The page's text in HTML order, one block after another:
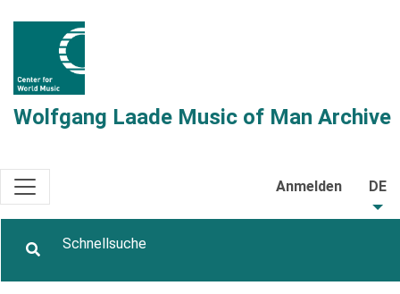
Wolfgang Laade Music of Man Archive
Anmelden DE